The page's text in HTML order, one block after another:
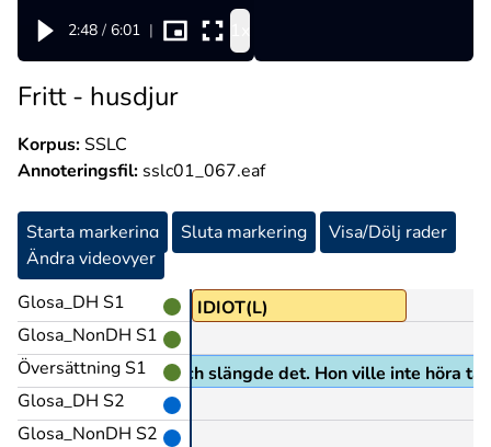
2:48 / 6:01 |
Fritt - husdjur
Korpus:SSLC
Annoteringsfil: sslc01_067.eaf
Starta markering Sluta markering
Visa/Dölj rader
Ändra videovyer
Glosa_DH S1
Glosa_NonDH S1
Översättning S1
Glosa_DH S2
Glosa_NonDH S2
IDIOT(L)
betyget i småbitar och slängde det. Hon ville inte höra